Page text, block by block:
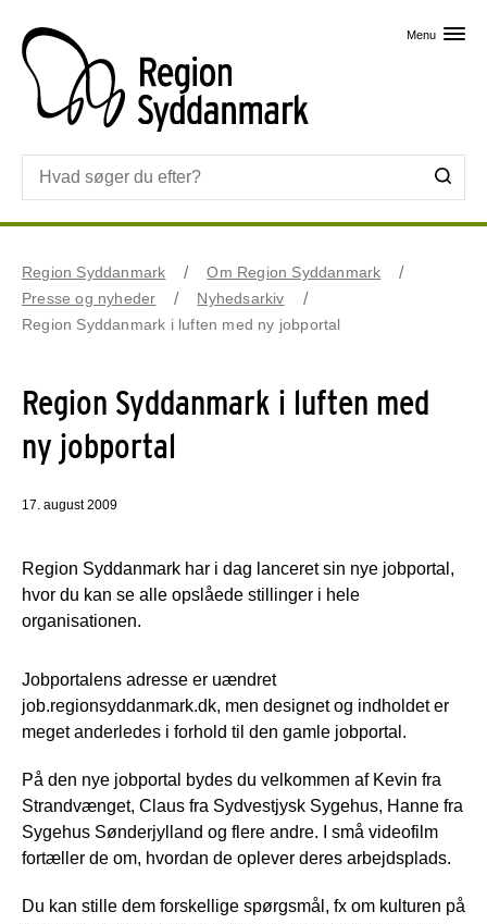
Menu
Region Syddanmark
Om Region Syddanmark
Presse og nyheder
Nyhedsarkiv
Region Syddanmark i luften med ny jobportal
Region Syddanmark i luften med
ny jobportal
17. august 2009
Region Syddanmark har i dag lanceret sin nye jobportal,
hvor du kan se alle opslåede stillinger i hele
organisationen.
Jobportalens adresse er uændret
job.regionsyddanmark.dk, men designet og indholdet er
meget anderledes i forhold til den gamle jobportal.
På den nye jobportal bydes du velkommen af Kevin fra
Strandvænget, Claus fra Sydvestjysk Sygehus, Hanne fra
Sygehus Sønderjylland og flere andre. I små videofilm
fortæller de om, hvordan de oplever deres arbejdsplads.
Du kan stille dem forskellige spørgsmål, fx om kulturen på